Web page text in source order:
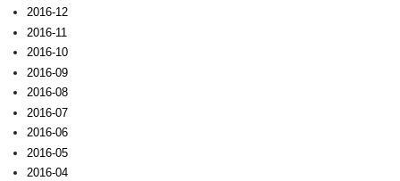
2016-12
2016-11
2016-10
2016-09
2016-08
2016-07
2016-06
2016-05
2016-04